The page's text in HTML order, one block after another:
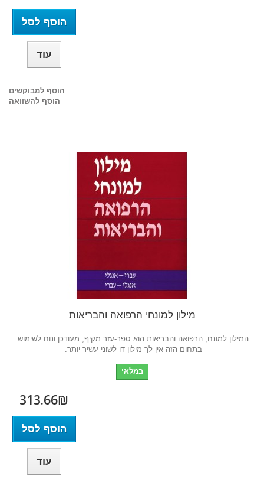
הוסף לסל
עוד
הוסף למבוקשים
הוסף להשוואה
מילון למונחי הרפואה והבריאות
המילון למונח, הרפואה והבריאות הוא ספר-עזר מקיף, מעודכן ונוח לשימוש.
בתחום הזה אין לך מילון דו לשוני ﬠשיר יותר.
במלאי
313.66₪‎
הוסף לסל
עוד